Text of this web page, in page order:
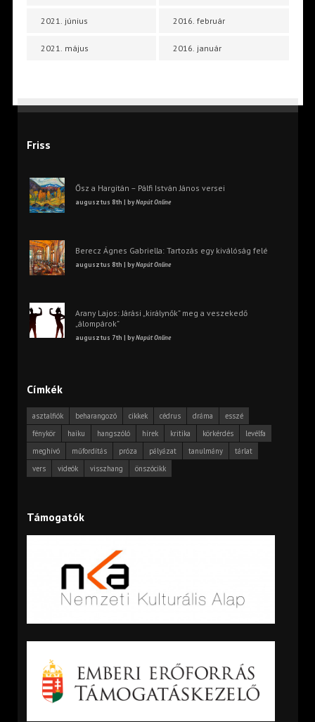
2021. június
2021. május
2016. február
2016. január
Friss
Ősz a Hargitán – Pálfi István János versei
augusztus 8th | byNapút Online
Berecz Ágnes Gabriella: Tartozás egy kiválóság felé
augusztus 8th | byNapút Online
Arany Lajos: Járási „királynők” meg a veszekedő
„álompárok”
augusztus 7th | byNapút Online
Címkék
asztalfiók beharangozó cikkek cédrus dráma
esszé
fénykör
haiku hangszóló hírek kritika körkérdés
levélfa
meghívó
műfordítás próza pályázat tanulmány
tárlat
vers
videók visszhang önszócikk
Támogatók